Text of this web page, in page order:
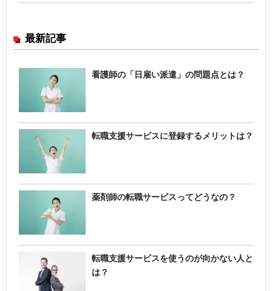
最新記事
看護師の「日雇い派遣」の問題点とは？
転職支援サービスに登録するメリットは？
薬剤師の転職サービスってどうなの？
転職支援サービスを使うのが向かない人と
は？